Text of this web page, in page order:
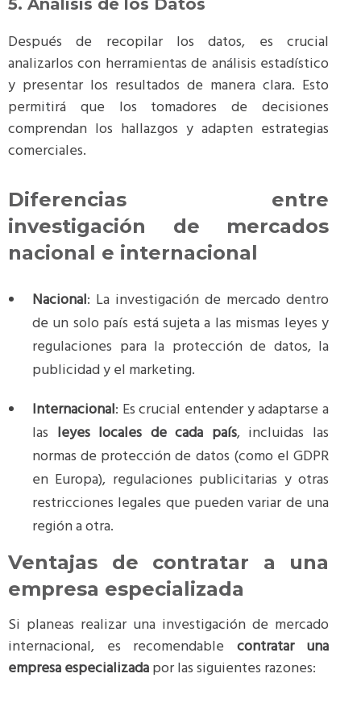
5. Análisis de los Datos
Después de recopilar los datos, es crucial
analizarlos con herramientas de análisis estadístico
y presentar los resultados de manera clara. Esto
permitirá que los tomadores de decisiones
comprendan los hallazgos y adapten estrategias
comerciales​.
Diferencias entre
investigación de mercados
nacional e internacional
Nacional: La investigación de mercado dentro
de un solo país está sujeta a las mismas leyes y
regulaciones para la protección de datos, la
publicidad y el marketing.
Internacional: Es crucial entender y adaptarse a
las leyes locales de cada país, incluidas las
normas de protección de datos (como el GDPR
en Europa), regulaciones publicitarias y otras
restricciones legales que pueden variar de una
región a otra.
Ventajas de contratar a una
empresa especializada
Si planeas realizar una investigación de mercado
internacional, es recomendable contratar una
empresa especializadapor las siguientes razones: